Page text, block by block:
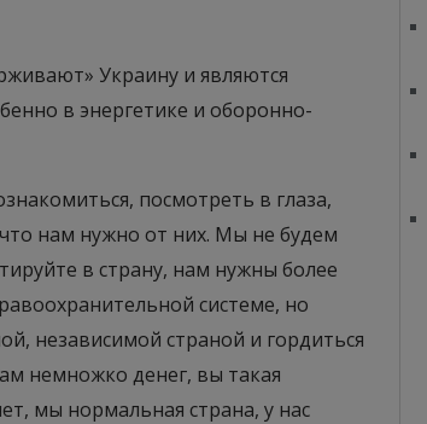
Украину и являются
в энергетике и оборонно-
посмотреть в глаза,
нам нужно от них. Мы не будем
в страну, нам нужны более
системе, но
независимой страной и гордиться
немножко денег, вы такая
мы нормальная страна, у нас